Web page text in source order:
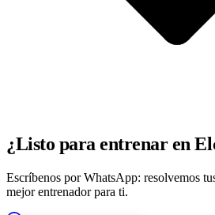
¿Listo para entrenar en
Escríbenos por WhatsApp: resolvemos
mejor entrenador para ti.